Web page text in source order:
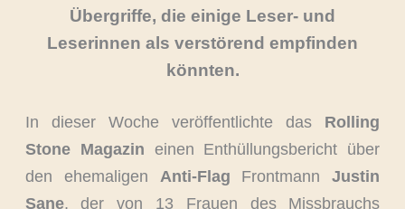
Übergriffe, die einige Leser- und
Leserinnen als verstörend empfinden
könnten.
In dieser Woche veröffentlichte das Rolling
Stone Magazin einen Enthüllungsbericht über
den ehemaligen Anti-Flag FrontmannJustin
Sane, der von 13 Frauen des Missbrauchs